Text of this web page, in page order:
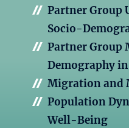
Partner Group
Socio-
Partner Group
Demography
Migration and
Population
Well-Being